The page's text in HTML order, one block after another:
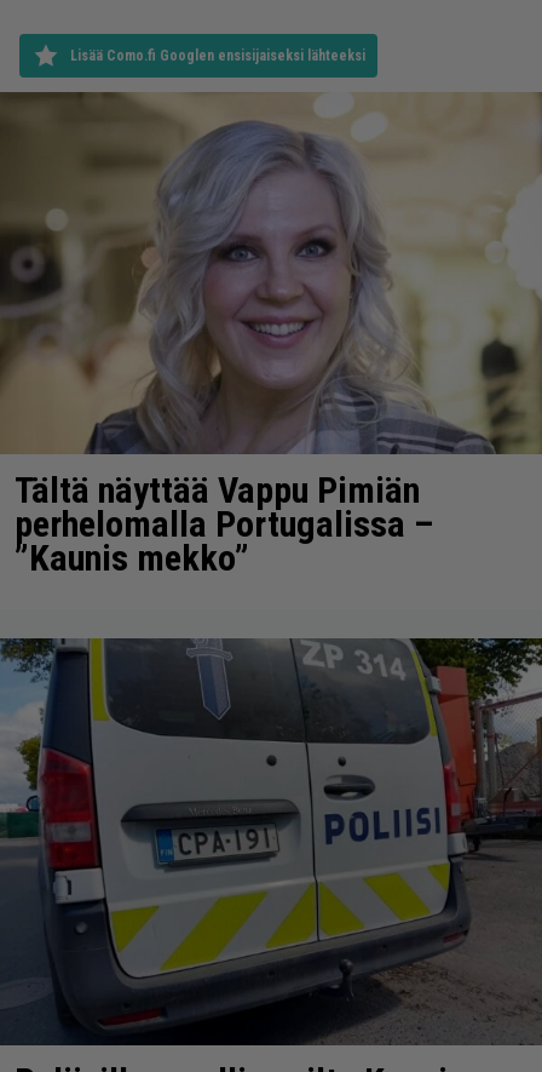
Lisää Como.fi Googlen ensisijaiseksi lähteeksi
Tältä näyttää Vappu Pimiän
perhelomalla Portugalissa –
”Kaunis mekko”